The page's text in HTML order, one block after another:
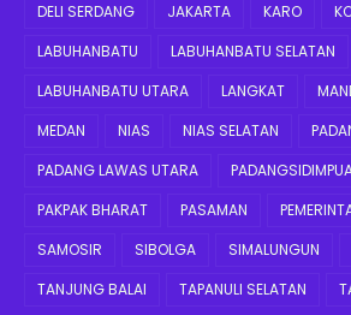
DELI SERDANG
JAKARTA KARO
LABUHANBATU
LABUHANBATU SELATAN
LABUHANBATU UTARA
LANGKAT
MEDAN
NIAS NIAS SELATAN
PADANG LAWAS UTARA
PAKPAK BHARAT
PASAMAN
SAMOSIR
SIBOLGA SIMALUNGUN
TANJUNG BALAI
TAPANULI SELATAN